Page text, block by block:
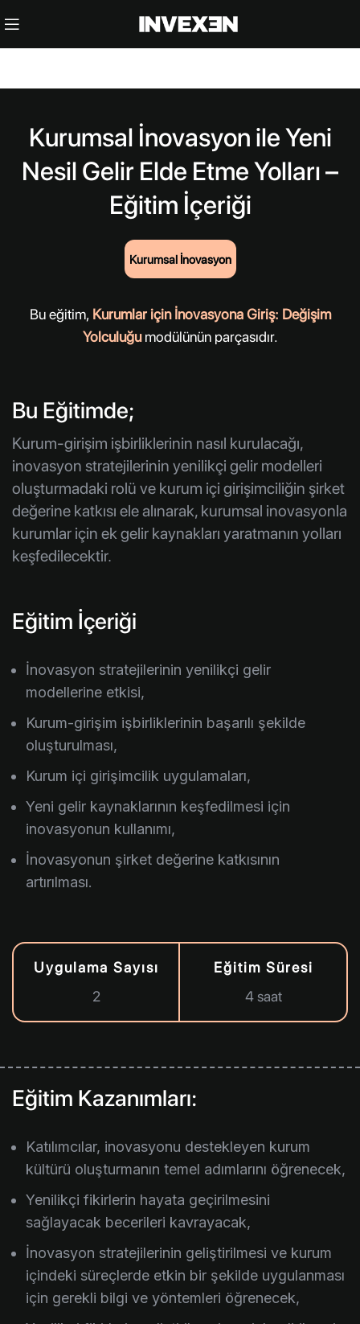
Kurumsal İnovasyon ile Yeni
Nesil Gelir Elde Etme Yolları –
Eğitim İçeriği
Kurumsal İnovasyon
Bu eğitim, Kurumlar için İnovasyona Giriş: Değişim
Yolculuğumodülünün parçasıdır.
Bu Eğitimde;
Kurum-girişim işbirliklerinin nasıl kurulacağı,
inovasyon stratejilerinin yenilikçi gelir modelleri
oluşturmadaki rolü ve kurum içi girişimciliğin şirket
değerine katkısı ele alınarak, kurumsal inovasyonla
kurumlar için ek gelir kaynakları yaratmanın yolları
keşfedilecektir.
Eğitim İçeriği
İnovasyon stratejilerinin yenilikçi gelir
modellerine etkisi,
Kurum-girişim işbirliklerinin başarılı şekilde
oluşturulması,
Kurum içi girişimcilik uygulamaları,
Yeni gelir kaynaklarının keşfedilmesi için
inovasyonun kullanımı,
İnovasyonun şirket değerine katkısının
artırılması.
Uygulama Sayısı
2
Eğitim Süresi
4 saat
Eğitim Kazanımları:
Katılımcılar, inovasyonu destekleyen kurum
kültürü oluşturmanın temel adımlarını öğrenecek,
Yenilikçi fikirlerin hayata geçirilmesini
sağlayacak becerileri kavrayacak,
İnovasyon stratejilerinin geliştirilmesi ve kurum
içindeki süreçlerde etkin bir şekilde uygulanması
için gerekli bilgi ve yöntemleri öğrenecek,